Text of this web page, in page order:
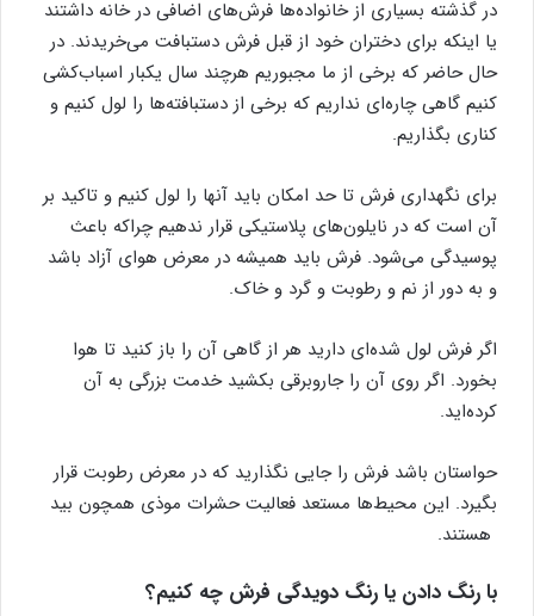
در گذشته بسیاری از خانواده‌ها فرش‌های اضافی در خانه داشتند
یا اینکه برای دختران خود از قبل فرش دستبافت می‌خریدند. در
حال حاضر که برخی از ما مجبوریم هرچند سال یکبار اسباب‌کشی
کنیم گاهی چاره‌ای نداریم که برخی از دستبافته‌ها را لول کنیم و
کناری بگذاریم.
برای نگهداری فرش تا حد امکان باید آنها را لول کنیم و تاکید بر
آن است که در نایلون‌های پلاستیکی قرار ندهیم چراکه باعث
پوسیدگی می‌شود. فرش باید همیشه در معرض هوای آزاد باشد
و به دور از نم و رطوبت و گرد و خاک.
اگر فرش لول شده‌ای دارید هر از گاهی آن را باز کنید تا هوا
بخورد. اگر روی آن را جاروبرقی بکشید خدمت بزرگی به آن
کرده‌اید.
حواستان باشد فرش را جایی نگذارید که در معرض رطوبت قرار
بگیرد. این محیط‌ها مستعد فعالیت حشرات موذی همچون بید
هستند.
با رنگ دادن یا رنگ دویدگی فرش چه کنیم؟